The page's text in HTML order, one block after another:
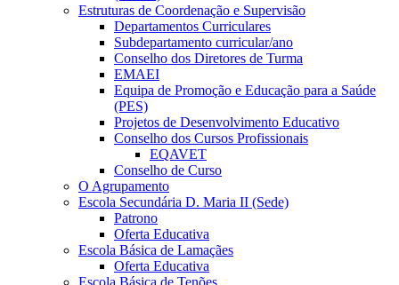
Estruturas de Coordenação e Supervisão
Departamentos Curriculares
Subdepartamento curricular/ano
Conselho dos Diretores de Turma
EMAEI
Equipa de Promoção e Educação para a Saúde
(PES)
Projetos de Desenvolvimento Educativo
Conselho dos Cursos Profissionais
EQAVET
Conselho de Curso
O Agrupamento
Escola Secundária D. Maria II (Sede)
Patrono
Oferta Educativa
Escola Básica de Lamaçães
Oferta Educativa